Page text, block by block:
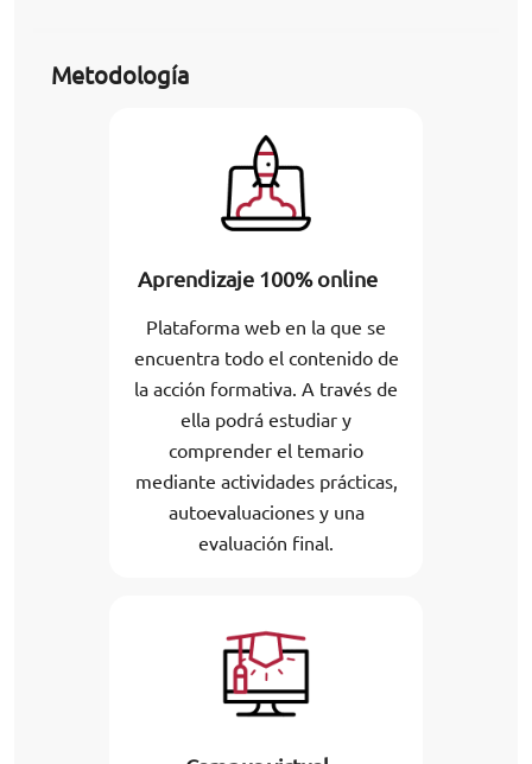
Metodología
Aprendizaje 100% online
Plataforma web en la que se
encuentra todo el contenido de
la acción formativa. A través de
ella podrá estudiar y
comprender el temario
mediante actividades prácticas,
autoevaluaciones y una
evaluación final.